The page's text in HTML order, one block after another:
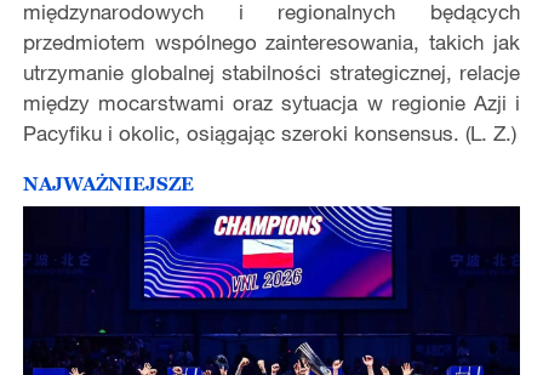
międzynarodowych i regionalnych będących
przedmiotem wspólnego zainteresowania, takich jak
utrzymanie globalnej stabilności strategicznej, relacje
między mocarstwami oraz sytuacja w regionie Azji i
Pacyfiku i okolic, osiągając szeroki konsensus. (L. Z.)
NAJWAŻNIEJSZE